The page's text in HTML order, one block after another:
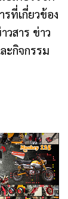
ที่เกี่ยวข้อง
วสาร ข่าว
ะกิจกรรม